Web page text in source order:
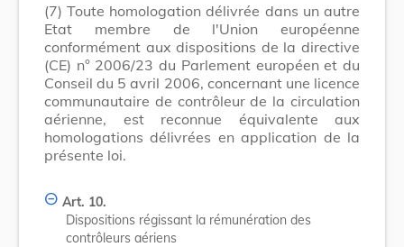
(7) Toute homologation délivrée dans un autre
Etat membre de l'Union européenne
conformément aux dispositions de la directive
(CE) n° 2006/23 du Parlement européen et du
Conseil du 5 avril 2006, concernant une licence
communautaire de contrôleur de la circulation
aérienne, est reconnue équivalente aux
homologations délivrées en application de la
présente loi.
Art. 10.
Dispositions régissant la rémunération des
contrôleurs aériens